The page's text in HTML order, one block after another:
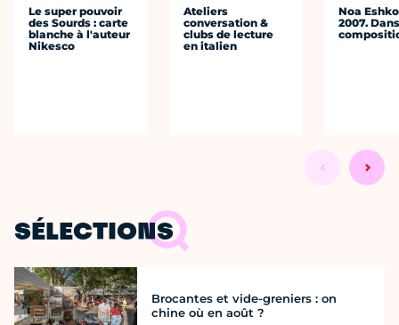
Le super pouvoir
des Sourds : carte
blanche à l'auteur
Nikesco
Ateliers
conversation &
clubs de lecture
en italien
Noa
2007.
SÉLECTIONS
Brocantes et vide-greniers : on
chine où en août ?